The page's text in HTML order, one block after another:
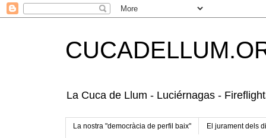
La Cuca de Llum - Luciérnagas -
La nostra "democràcia de perfil baix" El jurament dels